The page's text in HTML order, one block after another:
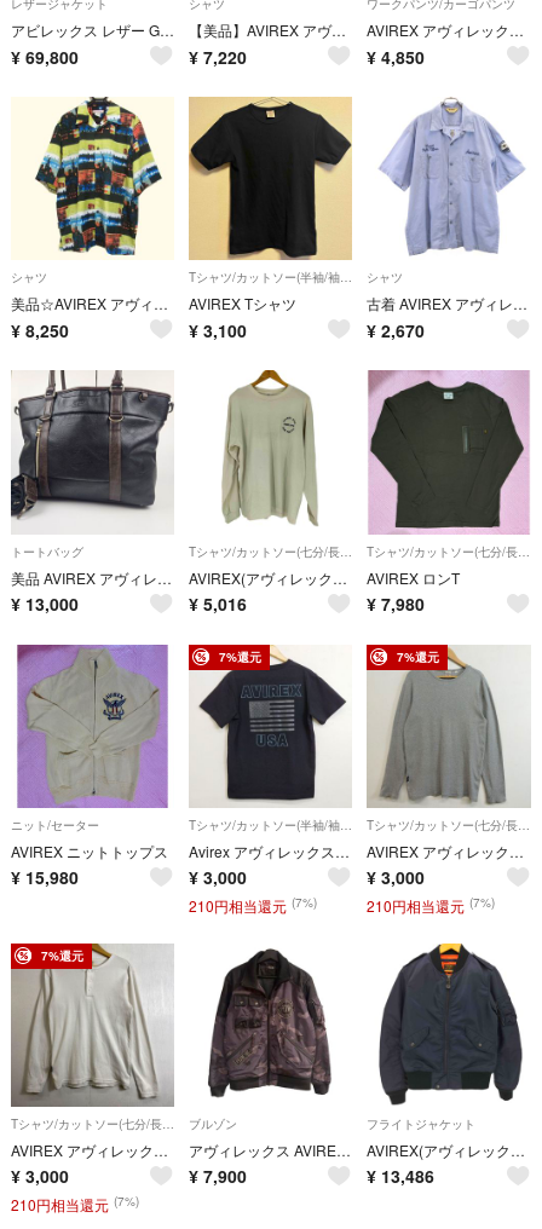
レザージャケット
アビレックス レザー G-1 フライトジャケット ブラウン XLサイズ TOPGUN
¥ 69,800
シャツ
【美品】AVIREX アヴィレックス 春夏★ 半袖 ナイトホーク スタンド ジップ シャツ Sz.M メンズ 赤
¥ 7,220
ワークパンツ/カーゴパンツ
AVIREX アヴィレックス 春夏★ 【BASIC CARGO PANT】 ベーシック クロップド カーゴ パンツ 大きいサイズ Sz.XL メンズ 灰
¥ 4,850
シャツ
美品☆AVIREX アヴィレックス 摩天楼 シティー 夜景 総柄 オープンカラー 半袖 シャツ メンズ XL ロゴ 開襟 アロハ Y2K ビッグサイズ
¥ 8,250
Tシャツ/カットソー(半袖/袖なし)
AVIREX Tシャツ
¥ 3,100
シャツ
古着 AVIREX アヴィレックス リネンブレンド ペンサコーラ 半袖 ワークシャツ 2XL ブルーグレー メンズ
¥ 2,670
トートバッグ
美品 AVIREX アヴィレックス トートバッグ 2WAY A4 PC 黒 ブラック ショルダーバッグ メンズ 肩掛け
¥ 13,000
AVIREX(アヴィレックス) メンズ トップス Tシャツ・カットソー
¥ 5,016
AVIREX ロンT
¥ 7,980
ニット/セーター
AVIREX ニットトップス
¥ 15,980
7%還元
Avirex アヴィレックス S/S CREW NECK T STAR SPANGLED BANNER クルーネック Tシャツ 半袖 星条旗 ミリタリー ブラック M E362
¥ 3,000
210円相当還元 (7%)
7%還元
AVIREX アヴィレックス 長袖 Ｔシャツ ロンT 無地 デイリー クルーネック トップス インナー メンズ リブ素材 コットン グレー サイズXL ワーク アメカジ 古着 E717
¥ 3,000
210円相当還元 (7%)
7%還元
Tシャツ/カットソー(七分/長袖)
AVIREX アヴィレックス デイリー 無地 ヘンリーネック リブ 長袖 ロンT ミリタリー ホワイト M F316
¥ 3,000
210円相当還元 (7%)
ブルゾン
アヴィレックス AVIREX P.D.W. ミリタリージャケット 迷彩 カモ柄
¥ 7,900
フライトジャケット
AVIREX(アヴィレックス) メンズ アウター ジャケット
¥ 13,486